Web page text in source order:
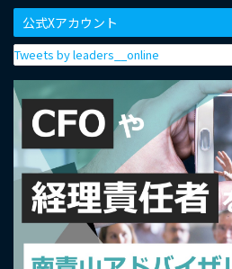
公式Xアカウント
Tweets by leaders__online